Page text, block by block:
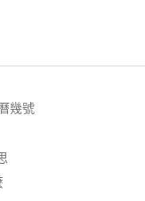
幾號